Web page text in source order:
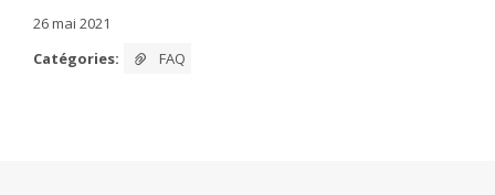
26 mai 2021
Catégories:
FAQ